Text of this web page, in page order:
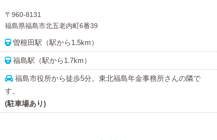
〒960-8131
福島県福島市北五老内町6番39
曽根田駅（駅から1.5km）
福島駅（駅から1.7km）
福島市役所から徒歩5分。東北福島年金事務所さんの隣で
す。
(駐車場あり)